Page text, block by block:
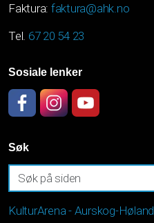
Faktura: faktura@ahk.no
Tel. 67 20 54 23
Sosiale lenker
Søk
KulturArena - Aurskog-Høland